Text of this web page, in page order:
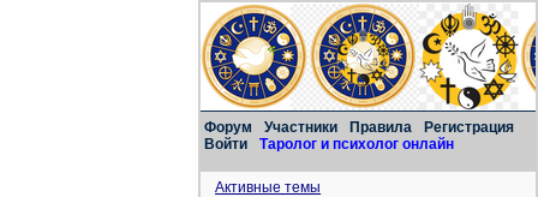
Форум Участники Правила
Регистрация
Войти
Таролог и психолог онлайн
Активные темы